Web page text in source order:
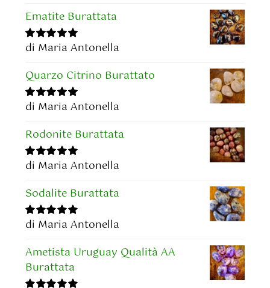
Ematite Burattata
Valutato5su
di Maria Antonella
Quarzo Citrino Burattato
Valutato5su
di Maria Antonella
Rodonite Burattata
Valutato5su
di Maria Antonella
Sodalite Burattata
Valutato5su
di Maria Antonella
Ametista Uruguay Qualità AA
Burattata